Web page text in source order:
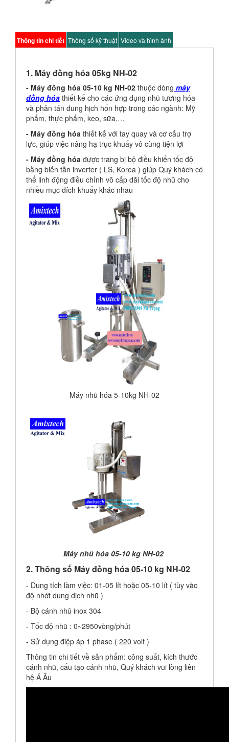
Thông tin chi tiết Thông số kỹ thuật Video và hình ảnh
1. Máy đồng hóa 05kg NH-02
- Máy đồng hóa 05-10 kg NH-02 thuộc dòng máy
đồng hóa thiết kế cho các ứng dụng nhũ tương hóa
và phân tán dung hịch hổn hợp trong các ngành: Mỹ
phẩm, thực phẩm, keo, sữa,…
- Máy đồng hóa thiết kế với tay quay và cơ cấu trợ
lực, giúp việc nâng hạ trục khuấy vô cùng tiện lợi
- Máy đồng hóa được trang bị bộ điều khiển tốc độ
bằng biến tần inverter ( LS, Korea ) giúp Quý khách có
thể linh động điều chỉnh vô cấp dãi tốc độ nhũ cho
nhiều mục đích khuấy khác nhau
Máy nhũ hóa 5-10kg NH-02
Máy nhũ hóa 05-10 kg NH-02
2. Thông số Máy đồng hóa 05-10 kg NH-02
- Dung tích làm việc: 01-05 lít hoặc 05-10 lít ( tùy vào
độ nhớt dung dịch nhũ )
- Bộ cánh nhũ inox 304
- Tốc độ nhũ : 0~2950vòng/phút
- Sử dụng điệp áp 1 phase ( 220 volt )
Thông tin chi tiết về sản phẩm: công suất, kích thước
cánh nhũ, cấu tạo cánh nhũ, Quý khách vui lòng liên
hệ Á Âu